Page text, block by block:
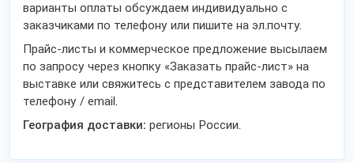
варианты оплаты обсуждаем индивидуально с
заказчиками по телефону или пишите на эл.почту.
Прайс-листы и коммерческое предложение высылаем
по запросу через кнопку «Заказать прайс-лист» на
выставке или свяжитесь с представителем завода по
телефону / email.
География доставки: регионы России.